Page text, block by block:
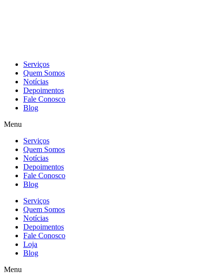
Serviços
Quem Somos
Notícias
Depoimentos
Fale Conosco
Blog
Menu
Serviços
Quem Somos
Notícias
Depoimentos
Fale Conosco
Blog
Serviços
Quem Somos
Notícias
Depoimentos
Fale Conosco
Loja
Blog
Menu